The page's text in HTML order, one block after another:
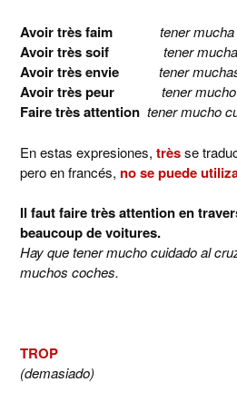
Avoir très faim tener
Avoir très soif tener
Avoir très envie tener
Avoir très peur tener
Faire très attention tener mucho
En estas expresiones, trèsse
pero en francés, no se puede
Il faut faire très attention en
beaucoup de voitures.
Hay que tener mucho cuidado al
muchos coches.
TROP
(demasiado)